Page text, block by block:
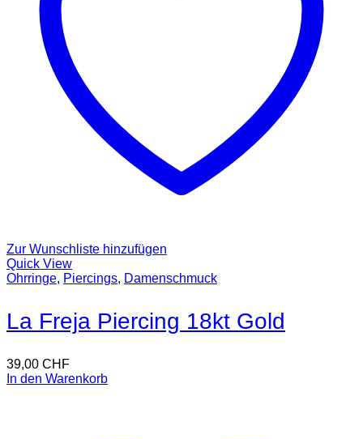
Zur Wunschliste hinzufügen
Quick View
Ohrringe, Piercings, Damenschmuck
La Freja Piercing 18kt Gold
39,00 CHF
In den Warenkorb